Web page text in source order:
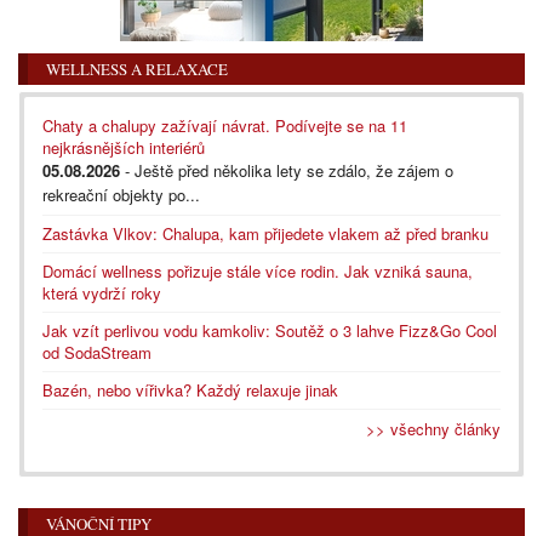
WELLNESS A RELAXACE
Chaty a chalupy zažívají návrat. Podívejte se na 11
nejkrásnějších interiérů
05.08.2026 - Ještě před několika lety se zdálo, že zájem o
rekreační objekty po...
Zastávka Vlkov: Chalupa, kam přijedete vlakem až před branku
Domácí wellness pořizuje stále více rodin. Jak vzniká sauna,
která vydrží roky
Jak vzít perlivou vodu kamkoliv: Soutěž o 3 lahve Fizz&Go Cool
od SodaStream
Bazén, nebo vířivka? Každý relaxuje jinak
>> všechny články
VÁNOČNÍ TIPY